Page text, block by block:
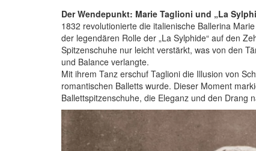
Der Wendepunkt: Marie Taglioni und „La
1832 revolutionierte die italienische Ballerina
der legendären Rolle der „La Sylphide“ auf den
Spitzenschuhe nur leicht verstärkt, was von den
und Balance verlangte.
Mit ihrem Tanz erschuf Taglioni die Illusion von
romantischen Balletts wurde. Dieser Moment
Ballettspitzenschuhe, die Eleganz und den Drang